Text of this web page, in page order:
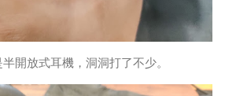
開放式耳機，洞洞打了不少。